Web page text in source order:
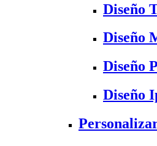
Diseño
Diseño
Diseño
Diseño